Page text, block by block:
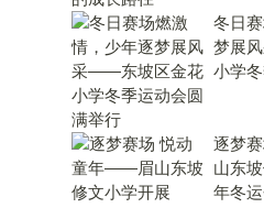
冬日
梦展
小学
逐梦
山东
年冬